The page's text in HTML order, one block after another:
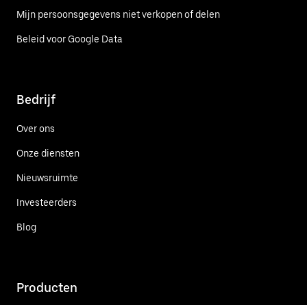
Mijn persoonsgegevens niet verkopen of delen
Beleid voor Google Data
Bedrijf
Over ons
Onze diensten
Nieuwsruimte
Investeerders
Blog
Producten